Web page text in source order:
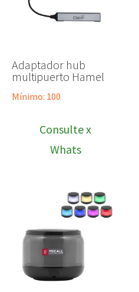
Adaptador hub
multipuerto Hamel
Mínimo: 100
Consulte x
Whats